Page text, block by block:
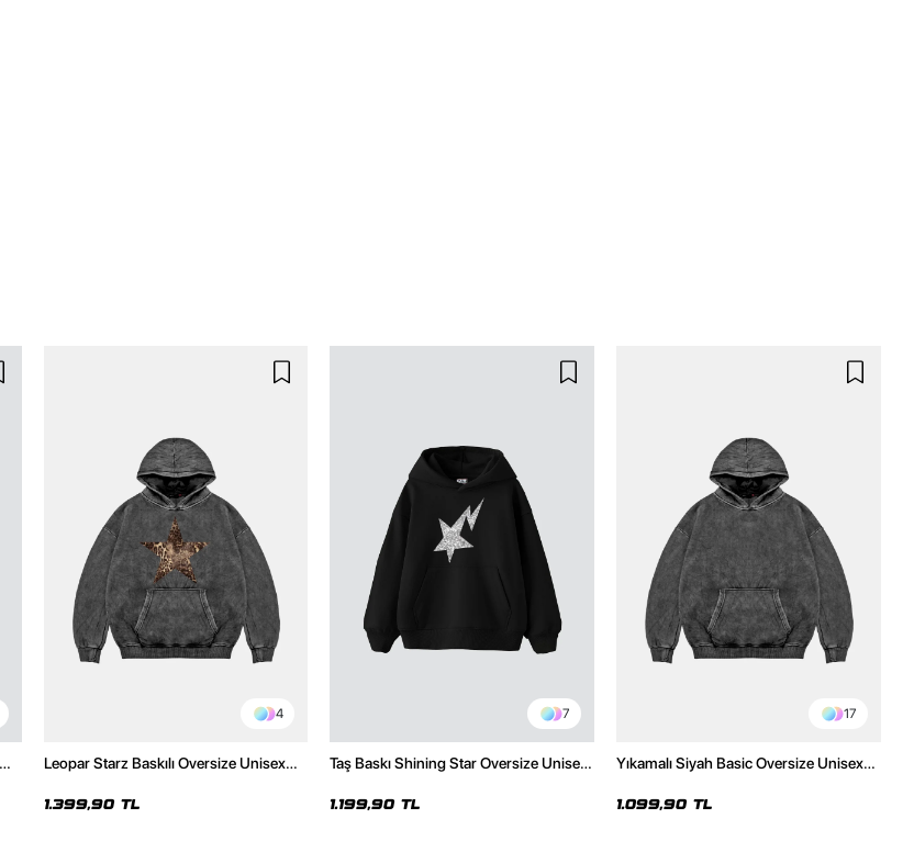
4
Leopar Starz Baskılı Oversize Unisex
1.399,90 TL
7
Taş Baskı Shining Star Oversize Unisex
1.199,90 TL
17
Yıkamalı Siyah Basic Oversize Unisex
1.099,90 TL